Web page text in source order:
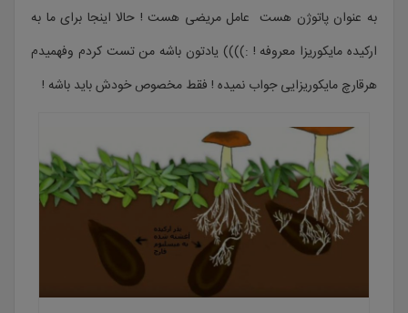
به عنوان پاتوژن هست عامل مریضی هست ! حالا اینجا برای ما به
ارکیده مایکوریزا معروفه ! :)))) یادتون باشه من تست کردم وفهمیدم
هرقارچ مایکوریزایی جواب نمیده ! فقط مخصوص خودش باید باشه !